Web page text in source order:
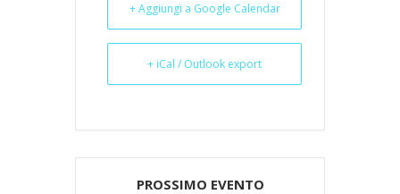
+ Aggiungi a Google Calendar
+ iCal / Outlook export
PROSSIMO EVENTO